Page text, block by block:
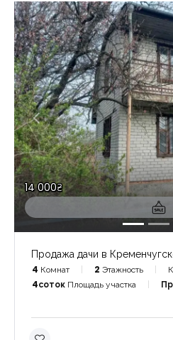
14 000₴
Продажа дачи в
4 Комнат 2 Этажность
4соток Площадь участка